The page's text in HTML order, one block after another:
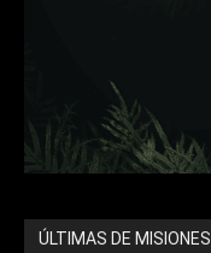
ÚLTIMAS DE MISIONES